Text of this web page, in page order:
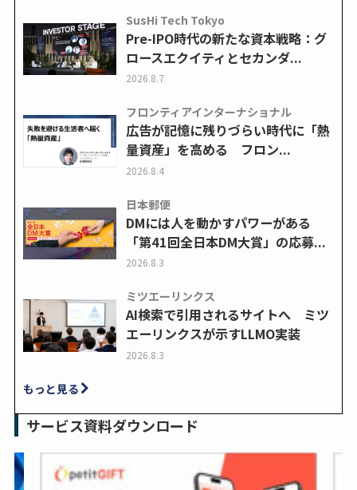
SusHi Tech Tokyo
Pre-IPO時代の新たな資本戦略：グ
ロースエクイティとセカンダ...
2026.8.7
フロンティアインターナショナル
広告が記憶に残りづらい時代に「熱
量資産」を高める フロン...
2026.8.4
日本郵便
DMには人を動かすパワーがある
「第41回全日本DM大賞」の応募...
2026.8.3
ミツエーリンクス
AI検索で引用されるサイトへ ミツ
エーリンクスが示すLLMO実装
2026.8.3
もっと見る
サービス資料ダウンロード